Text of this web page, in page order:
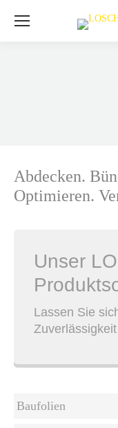
Abdecken.
Optimieren.
Unser
Lassen Sie
Baufolien